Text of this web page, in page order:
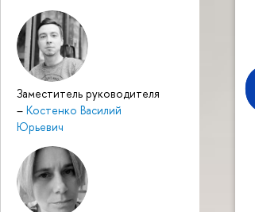
Заместитель руководителя
– Костенко Василий
Юрьевич